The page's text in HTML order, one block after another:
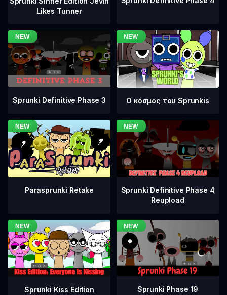
Likes Tunner
Sprunki Definitive Phase 3 Ο κόσμος του Sprunkis
Parasprunki Retake
Sprunki Definitive Phase 4
Reupload
Sprunki Kiss Edition
Sprunki Phase 19